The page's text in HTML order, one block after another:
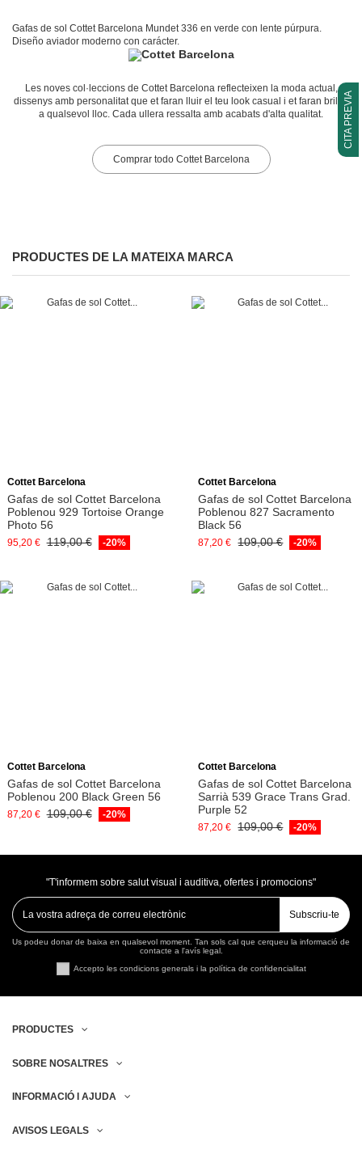
CITA PREVIA
Gafas de sol Cottet Barcelona Mundet 336 en verde con lente púrpura.
Diseño aviador moderno con carácter.
Les noves col·leccions de Cottet Barcelona reflecteixen la moda actual,
dissenys amb personalitat que et faran lluir el teu look casual i et faran brillar
a qualsevol lloc. Cada ullera ressalta amb acabats d'alta qualitat.
Comprar todo Cottet Barcelona
PRODUCTES DE LA MATEIXA MARCA
Cottet Barcelona
Gafas de sol Cottet Barcelona
Poblenou 929 Tortoise Orange
Photo 56
95,20 € 119,00 € -20%
Cottet Barcelona
Gafas de sol Cottet Barcelona
Poblenou 827 Sacramento
Black 56
87,20 € 109,00 € -20%
Cottet Barcelona
Gafas de sol Cottet Barcelona
Poblenou 200 Black Green 56
87,20 € 109,00 € -20%
Cottet Barcelona
Gafas de sol Cottet Barcelona
Sarrià 539 Grace Trans Grad.
Purple 52
87,20 € 109,00 € -20%
"T'informem sobre salut visual i auditiva, ofertes i promocions"
Subscriu-te
Us podeu donar de baixa en qualsevol moment. Tan sols cal que cerqueu la informació de
contacte a l'avís legal.
Accepto les condicions generals i la política de confidencialitat
PRODUCTES
SOBRE NOSALTRES
INFORMACIÓ I AJUDA
AVISOS LEGALS